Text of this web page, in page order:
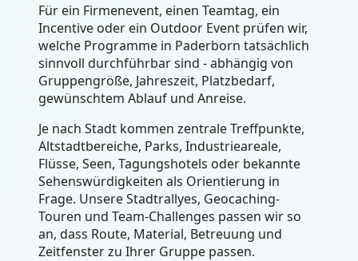
Für ein Firmenevent, einen Teamtag, ein
Incentive oder ein Outdoor Event prüfen wir,
welche Programme in Paderborn tatsächlich
sinnvoll durchführbar sind - abhängig von
Gruppengröße, Jahreszeit, Platzbedarf,
gewünschtem Ablauf und Anreise.
Je nach Stadt kommen zentrale Treffpunkte,
Altstadtbereiche, Parks, Industrieareale,
Flüsse, Seen, Tagungshotels oder bekannte
Sehenswürdigkeiten als Orientierung in
Frage. Unsere Stadtrallyes, Geocaching-
Touren und Team-Challenges passen wir so
an, dass Route, Material, Betreuung und
Zeitfenster zu Ihrer Gruppe passen.